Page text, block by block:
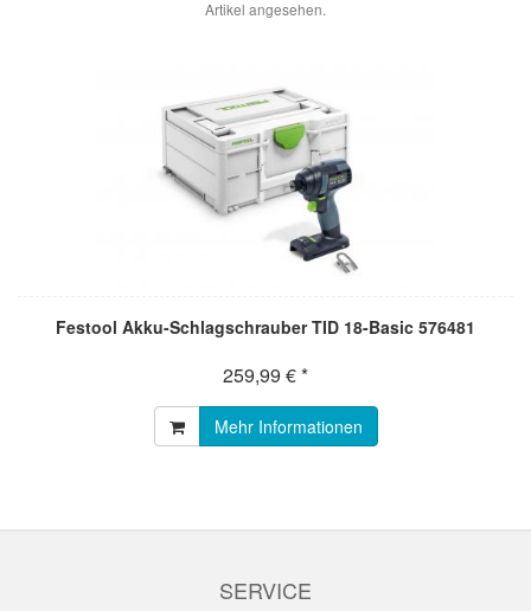
Artikel angesehen.
Festool Akku-Schlagschrauber TID 18-Basic 576481
259,99 € *
Mehr Informationen
SERVICE